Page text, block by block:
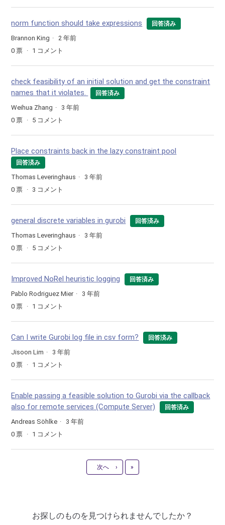
norm function should take expressions 回答済み
Brannon King
2 年前
0 票 1 コメント
check feasibility of an initial solution and get the constraint
names that it violates.
回答済み
Weihua Zhang
3 年前
0 票 5 コメント
Place constraints back in the lazy constraint pool
回答済み
Thomas Leveringhaus
3 年前
0 票 3 コメント
general discrete variables in gurobi 回答済み
Thomas Leveringhaus
3 年前
0 票 5 コメント
Improved NoRel heuristic logging 回答済み
Pablo Rodriguez Mier
3 年前
0 票 1 コメント
Can I write Gurobi log file in csv form? 回答済み
Jisoon Lim
3 年前
0 票 1 コメント
Enable passing a feasible solution to Gurobi via the callback
also for remote services (Compute Server)
回答済み
Andreas Söhlke
3 年前
0 票 1 コメント
次へ › 最新
»
お探しのものを見つけられませんでしたか？